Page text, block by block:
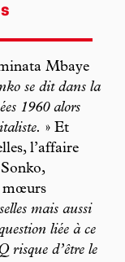
Mbaye
se dit dans la
1960 alors
» Et
l’affaire
mœurs
mais aussi
liée à ce
risque d’être le